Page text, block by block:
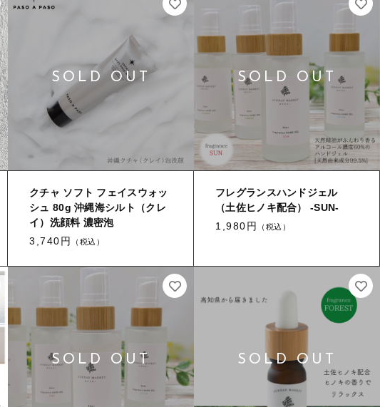
クチャ ソフト フェイスウォッ
シュ 80g 沖縄海シルト（クレ
イ）洗顔料 濃密泡
3,740円
（税込）
フレグランスハンドジェル
（土佐ヒノキ配合） -SUN-
1,980円
（税込）